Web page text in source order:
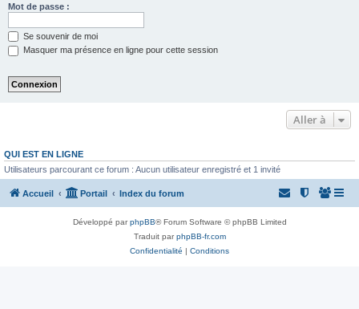
Mot de passe :
Se souvenir de moi
Masquer ma présence en ligne pour cette session
Aller à
QUI EST EN LIGNE
Utilisateurs parcourant ce forum : Aucun utilisateur enregistré et 1 invité
Accueil Portail Index du forum
Développé parphpBB® Forum Software © phpBB Limited
Traduit parphpBB-fr.com
Confidentialité | Conditions